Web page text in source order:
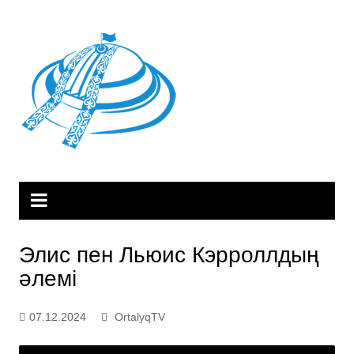
Элис пен Льюис Кэрроллдың
әлемі
07.12.2024 OrtalyqTV